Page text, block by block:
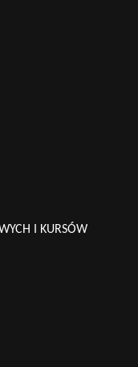
I KURSÓW